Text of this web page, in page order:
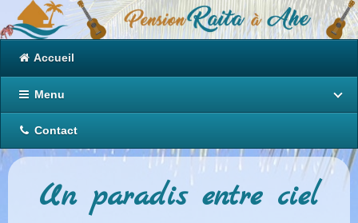
Accueil
Menu
Contact
Un paradis entre ciel